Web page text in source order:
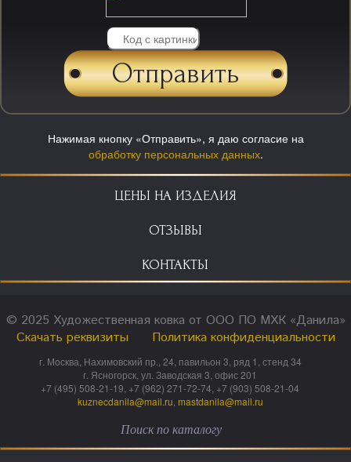
Нажимая кнопку «Отправить», я даю согласие на
обработку персональных данных.
ЦЕНЫ НА ИЗДЕЛИЯ
ОТЗЫВЫ
КОНТАКТЫ
© 2025 Художественная ковка от ООО ПО МХК «Данила»
Скачать реквизиты
Политика конфиденциальности
г. Москва, Нахимовский пр., 24, павильон 3, ряд 1, стенд 34
г. Ясногорск, ул. Заводская 3, офис 201
+7 (495) 508-21-19, +7 (962) 271-72-74, +7 (903) 508-21-04
kuznecdanila@mail.ru mastdanila@mail.ru